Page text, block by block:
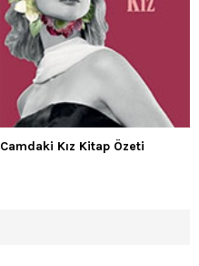
Camdaki Kız Kitap Özeti